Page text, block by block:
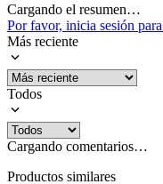
Cargando el resumen…
Por favor, inicia sesión
Más reciente
Todos
Cargando comentarios…
Productos similares